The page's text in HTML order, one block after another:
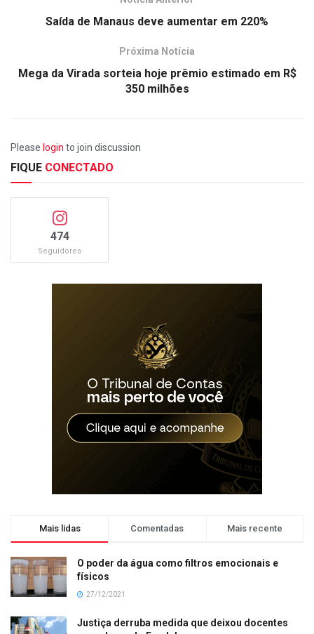
Saída de Manaus deve aumentar em 220%
Próxima Notícia
Mega da Virada sorteia hoje prêmio estimado em R$
350 milhões
Please login to join discussion
FIQUE CONECTADO
474
Seguidores
Mais lidas Comentadas Mais recente
O poder da água como filtros emocionais e
físicos
27/12/2021
Justiça derruba medida que deixou docentes